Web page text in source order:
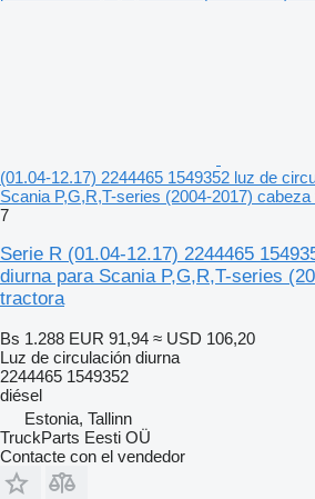
(01.04-12.17) 2244465 1549352 luz de
Scania P,G,R,T-series (2004-2017)
7
Serie R (01.04-12.17) 2244465
diurna para Scania P,G,R,T-series
tractora
Bs 1.288 EUR 91,94 ≈ USD 106,20
Luz de circulación diurna
2244465 1549352
diésel
Estonia, Tallinn
TruckParts Eesti OÜ
Contacte con el vendedor